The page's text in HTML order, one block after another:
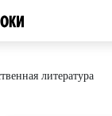
литература